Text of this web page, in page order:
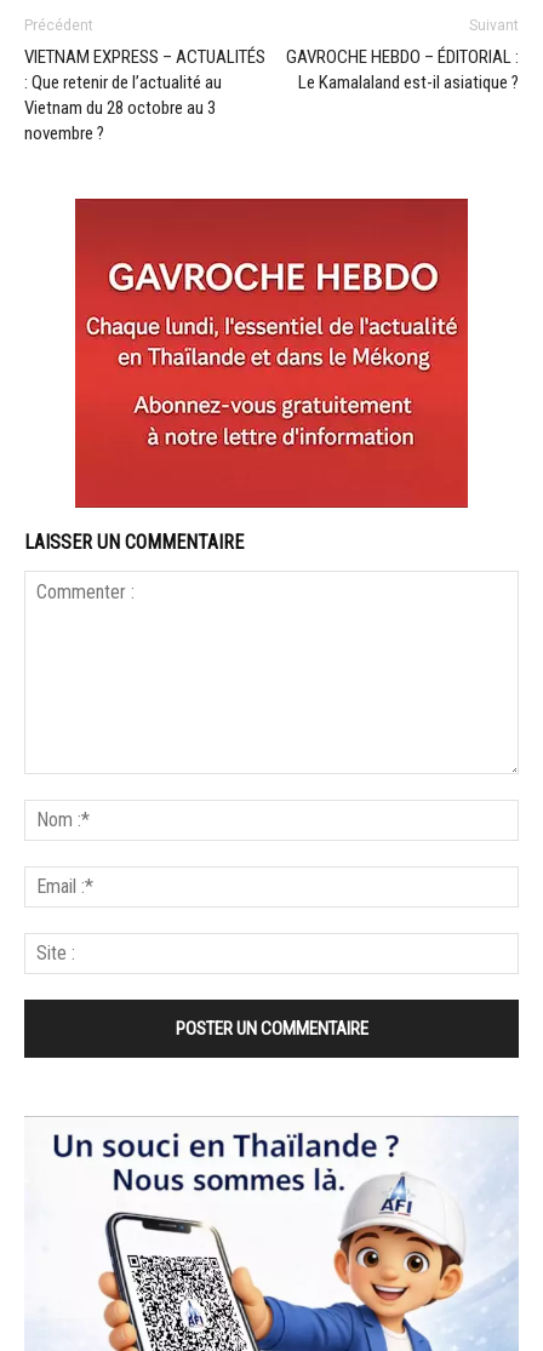
Précédent
VIETNAM EXPRESS – ACTUALITÉS
: Que retenir de l’actualité au
Vietnam du 28 octobre au 3
novembre ?
Suivant
GAVROCHE HEBDO – ÉDITORIAL :
Le Kamalaland est-il asiatique ?
LAISSER UN COMMENTAIRE